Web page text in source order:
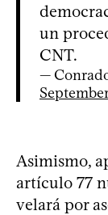
un
CNT.
—
Asimismo,
artículo 77
velará por